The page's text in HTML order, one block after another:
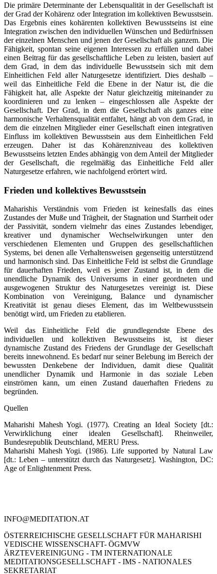
Die primäre Determinante der Lebensqualität in der Gesellschaft ist
der Grad der Kohärenz oder Integration im kollektiven Bewusstsein.
Das Ergebnis eines kohärenten kollektiven Bewusstseins ist eine
Integration zwischen den individuellen Wünschen und Bedürfnissen
der einzelnen Menschen und jenen der Gesellschaft als ganzem. Die
Fähigkeit, spontan seine eigenen Interessen zu erfüllen und dabei
einen Beitrag für das gesellschaftliche Leben zu leisten, basiert auf
dem Grad, in dem das individuelle Bewusstsein sich mit dem
Einheitlichen Feld aller Naturgesetze identifiziert. Dies deshalb –
weil das Einheitliche Feld die Ebene in der Natur ist, die die
Fähigkeit hat, alle Aspekte der Natur gleichzeitig miteinander zu
koordinieren und zu lenken – eingeschlossen alle Aspekte der
Gesellschaft. Der Grad, in dem die Gesellschaft als ganzes eine
harmonische Verhaltensqualität entfaltet, hängt ab von dem Grad, in
dem die einzelnen Mitglieder einer Gesellschaft einen integrativen
Einfluss im kollektiven Bewusstsein aus dem Einheitlichen Feld
erzeugen. Daher ist das Kohärenzniveau des kollektiven
Bewusstseins letzten Endes abhängig von dem Anteil der Mitglieder
der Gesellschaft, die regelmäßig das Einheitliche Feld aller
Naturgesetze erfahren, wie nachfolgend erörtert wird.
Frieden und kollektives Bewusstsein
Maharishis Verständnis vom Frieden ist keinesfalls das eines
Zustandes der Muße und Trägheit, der Stagnation und Starrheit oder
der Passivität, sondern vielmehr das eines Zustandes lebendiger,
kreativer und dynamischer Wechselwirkungen unter den
verschiedenen Elementen und Gruppen des gesellschaftlichen
Systems, bei denen alle Verhaltensweisen gegenseitig unterstützend
und harmonisch sind. Das Einheitliche Feld ist selbst die Grundlage
für dauerhaften Frieden, weil es jener Zustand ist, in dem die
unendliche Dynamik des Universums in einer geordneten und
ausgewogenen Struktur des Naturgesetzes vereinigt ist. Diese
Kombination von Vereinigung, Balance und dynamischer
Kreativität ist genau dieses Element, das im Weltbewusstsein
benötigt wird, um Frieden zu etablieren.
Weil das Einheitliche Feld die grundlegendste Ebene des
individuellen und kollektiven Bewusstseins ist, ist dieser
dynamische Zustand des Friedens der Grundlage der Gesellschaft
bereits innewohnend. Es bedarf nur seiner Belebung im Bereich der
bewussten Denkebene der Individuen, damit diese Qualität
unendlicher Dynamik und Harmonie in das soziale Leben
einströmen kann, um einen Zustand dauerhaften Friedens zu
begründen.
Quellen
Maharishi Mahesh Yogi. (1977). Creating an Ideal Society [dt.:
Verwirklichung einer idealen Gesellschaft]. Rheinweiler,
Bundesrepublik Deutschland, MERU Press.
Maharishi Mahesh Yogi. (1986). Life supported by Natural Law
[dt.: Leben – unterstützt durch das Naturgesetz]. Washington, DC:
Age of Enlightenment Press.
INFO@MEDITATION.AT
ÖSTERREICHISCHE GESELLSCHAFT FÜR MAHARISHI
VEDISCHE WISSENSCHAFT- ÖGMVW
ÄRZTEVEREINIGUNG - TM INTERNATIONALE
MEDITATIONSGESELLSCHAFT - IMS - NATIONALES
SEKRETARIAT